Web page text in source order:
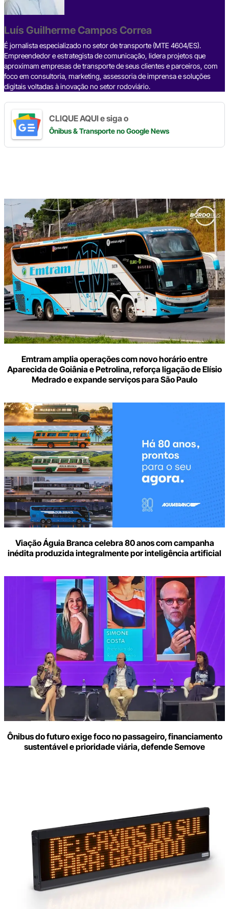
o
o
k
s
p k
Luís Guilherme Campos Correa
É jornalista especializado no setor de transporte (MTE 4604/ES).
Empreendedor e estrategista de comunicação, lidera projetos que
aproximam empresas de transporte de seus clientes e parceiros, com
foco em consultoria, marketing, assessoria de imprensa e soluções
digitais voltadas à inovação no setor rodoviário.
CLIQUE AQUI e siga o
Ônibus & Transporteno Google News
Emtram amplia operações com novo horário entre
Aparecida de Goiânia e Petrolina, reforça ligação de Elísio
Medrado e expande serviços para São Paulo
Viação Águia Branca celebra 80 anos com campanha
inédita produzida integralmente por inteligência artificial
Ônibus do futuro exige foco no passageiro, financiamento
sustentável e prioridade viária, defende Semove
Digite
seu
e-
mail